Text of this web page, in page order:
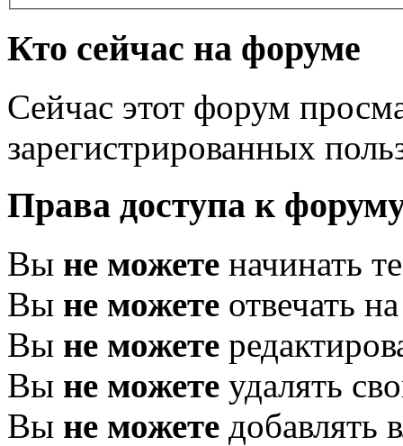
Кто сейчас на форуме
Сейчас этот форум
зарегистрированных
Права доступа к
Вы не можете начинать
Вы не можете отвечать
Вы не можете
Вы не можете удалять
Вы не можете добавлять